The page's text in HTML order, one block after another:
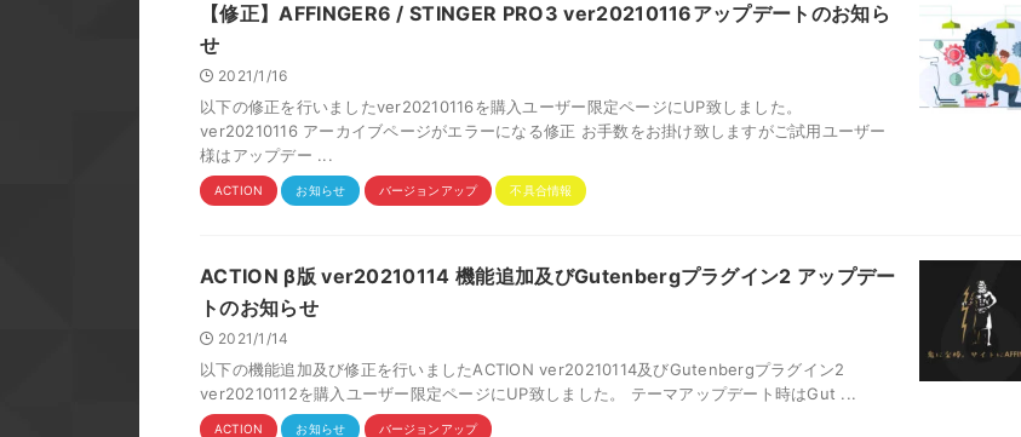
【修正】AFFINGER6 / STINGER PRO3 ver20210116アップデートのお知ら
せ
2021/1/16
以下の修正を行いましたver20210116を購入ユーザー限定ページにUP致しました。
ver20210116 アーカイブページがエラーになる修正 お手数をお掛け致しますがご試用ユーザー
様はアップデー ...
ACTION お知らせ バージョンアップ 不具合情報
ACTION β版 ver20210114 機能追加及びGutenbergプラグイン2 アップデー
トのお知らせ
2021/1/14
以下の機能追加及び修正を行いましたACTION ver20210114及びGutenbergプラグイン2
ver20210112を購入ユーザー限定ページにUP致しました。 テーマアップデート時はGut ...
ACTION お知らせ バージョンアップ